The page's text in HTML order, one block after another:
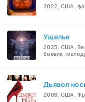
2022, США,
Ущелье
2025, США,
боевик,
Дьявол
2006, США,